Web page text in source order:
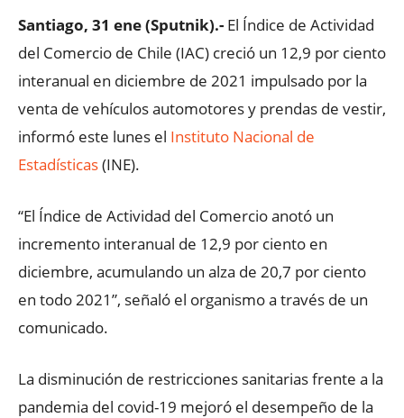
Santiago, 31 ene (Sputnik).- El Índice de Actividad
del Comercio de Chile (IAC) creció un 12,9 por ciento
interanual en diciembre de 2021 impulsado por la
venta de vehículos automotores y prendas de vestir,
informó este lunes el Instituto Nacional de
Estadísticas(INE).
“El Índice de Actividad del Comercio anotó un
incremento interanual de 12,9 por ciento en
diciembre, acumulando un alza de 20,7 por ciento
en todo 2021”, señaló el organismo a través de un
comunicado.
La disminución de restricciones sanitarias frente a la
pandemia del covid-19 mejoró el desempeño de la